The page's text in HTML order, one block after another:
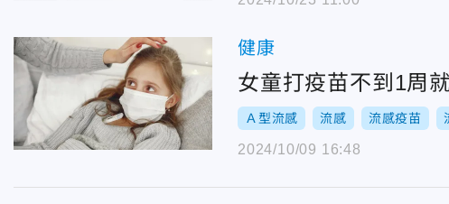
健康
女童打疫苗不到1周
Ａ型流感 流感 流感疫苗
2024/10/09 16:48